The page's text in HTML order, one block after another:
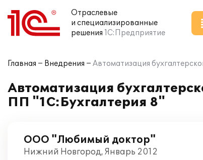
Отраслевые
и специализированные
решения 1С:Предприятие
Главная Внедрения Автоматизация
Автоматизация
ПП "1С:Бухгалтерия 8"
ООО "Любимый доктор"
Нижний Новгород, Январь 2012